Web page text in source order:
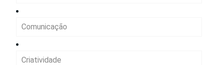
Comunicação
Criatividade